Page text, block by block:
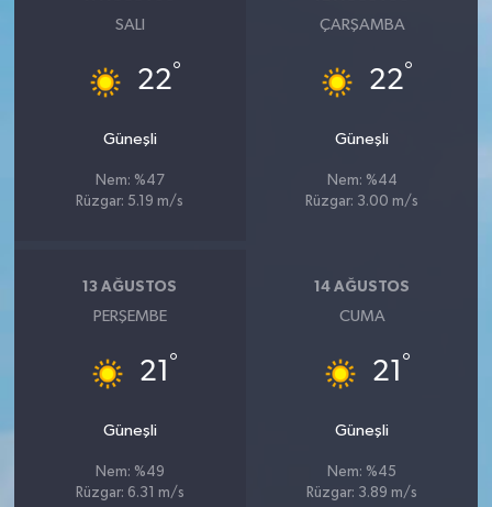
SALI
22°
Güneşli
Nem: %47
Rüzgar: 5.19 m/s
ÇARŞAMBA
22°
Güneşli
Nem: %44
Rüzgar: 3.00 m/s
13 AĞUSTOS
PERŞEMBE
21 °
Güneşli
Nem: %49
Rüzgar: 6.31 m/s
14 AĞUSTOS
CUMA
21 °
Güneşli
Nem: %45
Rüzgar: 3.89 m/s